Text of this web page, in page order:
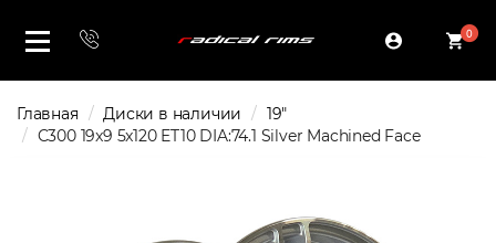
0
Главная Диски в наличии
19"
C300 19x9 5x120 ET10 DIA:74.1 Silver Machined Face